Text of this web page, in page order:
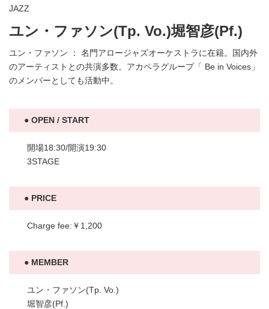
JAZZ
ユン・ファソン(Tp. Vo.)堀智彦(Pf.)
ユン・ファソン ： 名門アロージャズオーケストラに在籍。国内外
のアーティストとの共演多数。アカペラグループ「 Be in Voices」
のメンバーとしても活動中。
OPEN / START
開場18:30/開演19:30
3STAGE
PRICE
Charge fee:￥1,200
MEMBER
ユン・ファソン(Tp. Vo.)
堀智彦(Pf.)